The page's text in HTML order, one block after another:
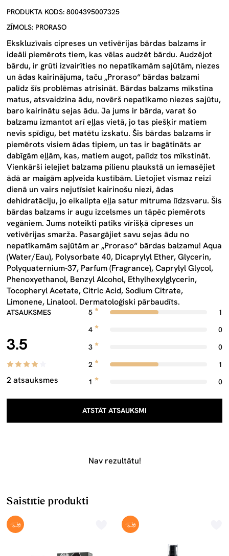
PRODUKTA KODS: 8004395007325
ZĪMOLS: PRORASO
Ekskluzīvais cipreses un vetivērijas bārdas balzams ir
ideāli piemērots tiem, kas vēlas audzēt bārdu. Audzējot
bārdu, ir grūti izvairīties no nepatīkamām sajūtām, niezes
un ādas kairinājuma, taču „Proraso“ bārdas balzami
palīdz šīs problēmas atrisināt. Bārdas balzams mīkstina
matus, atsvaidzina ādu, novērš nepatīkamo niezes sajūtu,
baro kairinātu sejas ādu. Ja jums ir bārda, varat šo
balzamu izmantot arī eļļas vietā, jo tas piešķir matiem
nevis spīdīgu, bet matētu izskatu. Šis bārdas balzams ir
piemērots visiem ādas tipiem, un tas ir bagātināts ar
dabīgām eļļām, kas, matiem augot, palīdz tos mīkstināt.
Vienkārši ielejiet balzama pilienu plaukstā un iemasējiet
ādā ar maigām apļveida kustībām. Lietojiet vismaz reizi
dienā un vairs nejutīsiet kairinošu niezi, ādas
dehidratāciju, jo eikalipta eļļa satur mitruma līdzsvaru. Šis
bārdas balzams ir augu izcelsmes un tāpēc piemērots
vegāniem. Jums noteikti patiks vīrišķā cipreses un
vetivērijas smarža. Pasargājiet savu sejas ādu no
nepatīkamām sajūtām ar „Proraso“ bārdas balzamu! Aqua
(Water/Eau), Polysorbate 40, Dicaprylyl Ether, Glycerin,
Polyquaternium-37, Parfum (Fragrance), Caprylyl Glycol,
Phenoxyethanol, Benzyl Alcohol, Ethylhexylglycerin,
Tocopheryl Acetate, Citric Acid, Sodium Citrate,
Limonene, Linalool. Dermatoloģiski pārbaudīts.
ATSAUKSMES
3.5
2 atsauksmes
5
1
4
0
3
0
2
1
1
0
ATSTĀT ATSAUKSMI
Nav rezultātu!
Saistītie produkti